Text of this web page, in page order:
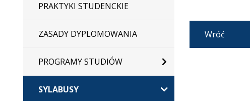
PRAKTYKI STUDENCKIE
ZASADY DYPLOMOWANIA
PROGRAMY STUDIÓW
SYLABUSY
Wróć